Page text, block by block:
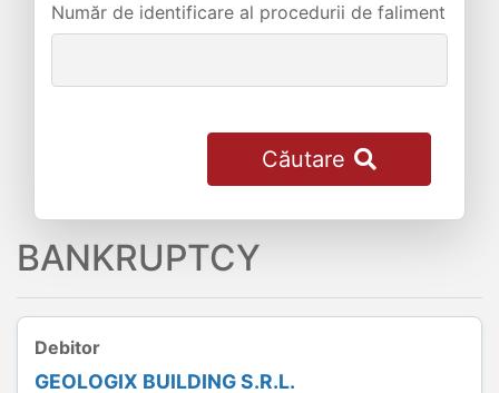
Număr de identificare al procedurii de faliment
Căutare
BANKRUPTCY
Debitor
GEOLOGIX BUILDING S.R.L.